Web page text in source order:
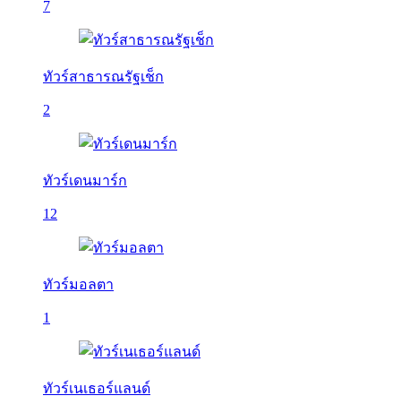
7
ทัวร์สาธารณรัฐเช็ก
2
ทัวร์เดนมาร์ก
12
ทัวร์มอลตา
1
ทัวร์เนเธอร์แลนด์